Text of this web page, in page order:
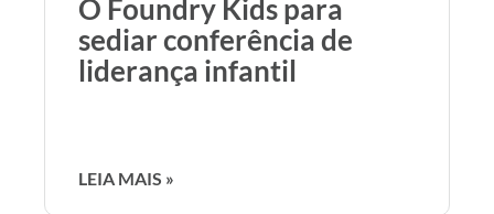
O Foundry Kids para
sediar conferência de
liderança infantil
LEIA MAIS »